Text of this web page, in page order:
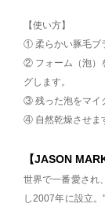
【使い方】
① 柔らかい豚毛ブ
② フォーム（泡）
グします。
③ 残った泡をマイ
④ 自然乾燥させま
【JASON
世界で一番愛され
し2007年に設立